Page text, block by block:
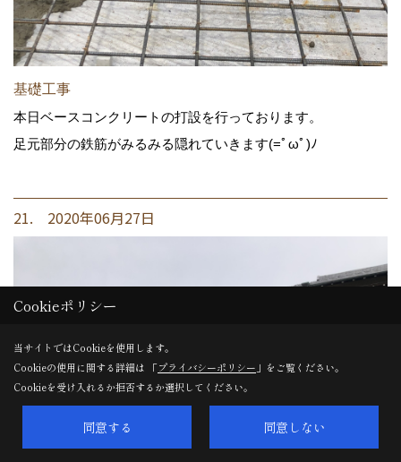
基礎工事
本日ベースコンクリートの打設を行っております。
足元部分の鉄筋がみるみる隠れていきます(=ﾟωﾟ)ﾉ
21. 2020年06月27日
Cookieポリシー
当サイトではCookieを使用します。
Cookieの使用に関する詳細は 「プライバシーポリシー 」をご覧ください。
Cookieを受け入れるか拒否するか選択してください。
同意する 同意しない